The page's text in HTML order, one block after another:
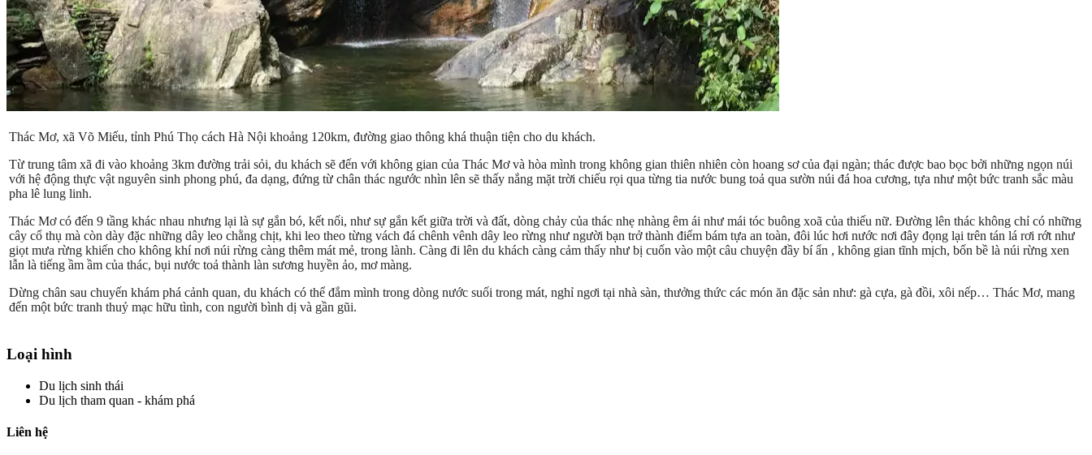
Thác Mơ, xã Võ Miếu, tỉnh Phú Thọ cách Hà Nội khoảng 120km, đường giao thông khá thuận tiện cho du khách.
Từ trung tâm xã đi vào khoảng 3km đường trải sỏi, du khách sẽ đến với không gian của Thác Mơ và hòa mình trong không gian thiên nhiên còn hoang sơ của đại ngàn; thác được bao bọc bởi những ngọn núi
với hệ động thực vật nguyên sinh phong phú, đa dạng, đứng từ chân thác ngước nhìn lên sẽ thấy nắng mặt trời chiếu rọi qua từng tia nước bung toả qua sườn núi đá hoa cương, tựa như một bức tranh sắc màu
pha lê lung linh.
Thác Mơ có đến 9 tầng khác nhau nhưng lại là sự gắn bó, kết nối, như sự gắn kết giữa trời và đất, dòng chảy của thác nhẹ nhàng êm ái như mái tóc buông xoã của thiếu nữ. Đường lên thác không chỉ có những
cây cổ thụ mà còn dày đặc những dây leo chằng chịt, khi leo theo từng vách đá chênh vênh dây leo rừng như người bạn trở thành điểm bám tựa an toàn, đôi lúc hơi nước nơi đây đọng lại trên tán lá rơi rớt như
giọt mưa rừng khiến cho không khí nơi núi rừng càng thêm mát mẻ, trong lành. Càng đi lên du khách càng cảm thấy như bị cuốn vào một câu chuyện đầy bí ẩn , không gian tĩnh mịch, bốn bề là núi rừng xen
lẫn là tiếng ầm ầm của thác, bụi nước toả thành làn sương huyền ảo, mơ màng.
Dừng chân sau chuyến khám phá cảnh quan, du khách có thể đắm mình trong dòng nước suối trong mát, nghỉ ngơi tại nhà sàn, thưởng thức các món ăn đặc sản như: gà cựa, gà đồi, xôi nếp… Thác Mơ, mang
đến một bức tranh thuỷ mạc hữu tình, con người bình dị và gần gũi.
Loại hình
Du lịch sinh thái
Du lịch tham quan - khám phá
Liên hệ